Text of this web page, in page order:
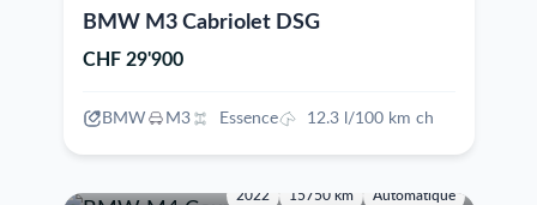
BMW M3 Cabriolet DSG
CHF 29'900
BMW M3 Essence 12.3 l/100 km ch
2022 15750 km Automatique